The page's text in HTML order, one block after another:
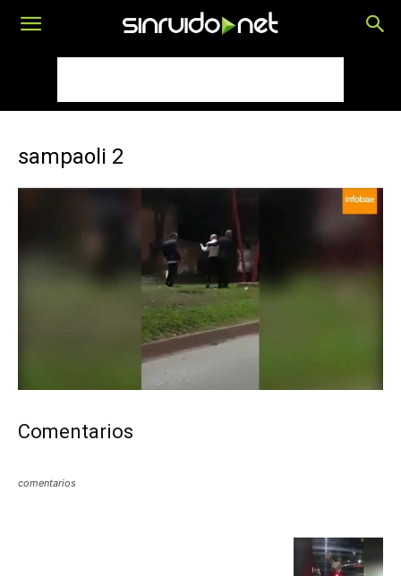
sampaoli 2
Comentarios
comentarios